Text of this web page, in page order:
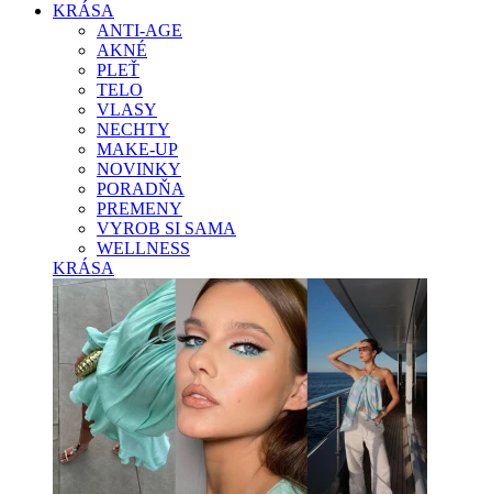
KRÁSA
ANTI-AGE
AKNÉ
PLEŤ
TELO
VLASY
NECHTY
MAKE-UP
NOVINKY
PORADŇA
PREMENY
VYROB SI SAMA
WELLNESS
KRÁSA